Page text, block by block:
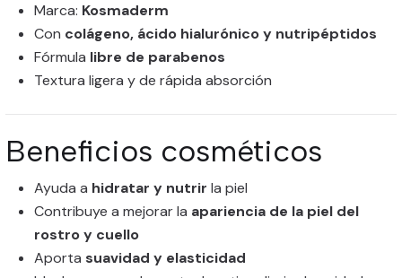
Marca: Kosmaderm
Con colágeno, ácido hialurónico y nutripéptidos
Fórmula libre de parabenos
Textura ligera y de rápida absorción
Beneficios cosméticos
Ayuda a hidratar y nutrir la piel
Contribuye a mejorar la apariencia de la piel del
rostro y cuello
Aporta suavidad y elasticidad